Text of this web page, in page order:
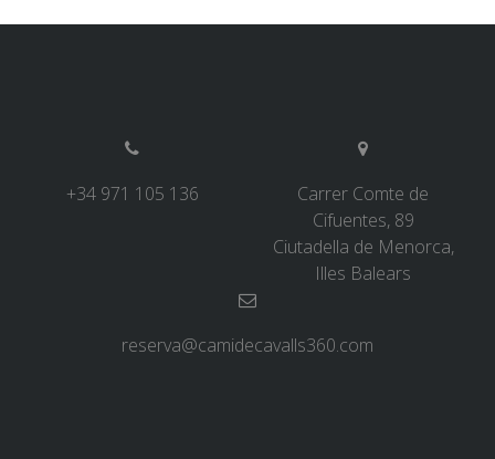
+34 971 105 136
Carrer Comte de
Cifuentes, 89
Ciutadella de Menorca,
Illes Balears
reserva@camidecavalls360.com